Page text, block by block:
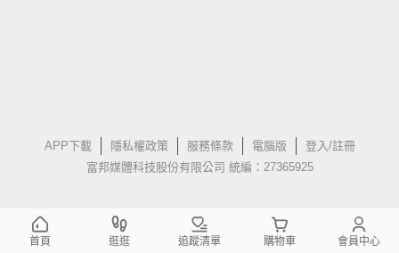
APP下載 隱私權政策 服務條款 電腦版
登入/註冊
富邦媒體科技股份有限公司 統編：27365925
首頁 逛逛 追蹤清單 購物車 會員中心